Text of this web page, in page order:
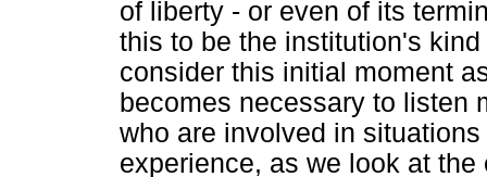
of liberty - or even of its
this to be the institution's
consider this initial moment
becomes necessary to listen
who are involved in
experience, as we look at